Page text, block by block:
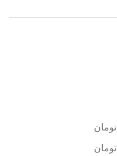
تومان
تومان